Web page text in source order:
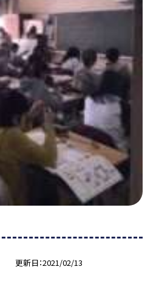
更新日 2021/02/13